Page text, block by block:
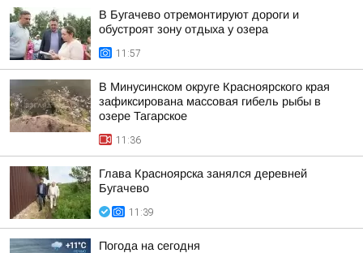
В Бугачево отремонтируют дороги и
обустроят зону отдыха у озера
11:57
В Минусинском округе Красноярского края
зафиксирована массовая гибель рыбы в
озере Тагарское
11:36
Глава Красноярска занялся деревней
Бугачево
11:39
Погода на сегодня